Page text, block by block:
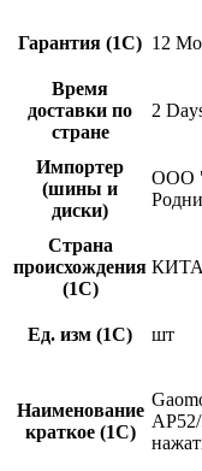
Гарантия (1С) 12
Время
доставки по
стране
2
Импортер
(шины и
диски)
ООО
Страна
происхождения
(1С)
Ед. изм (1С) шт
Наименование
краткое (1C)